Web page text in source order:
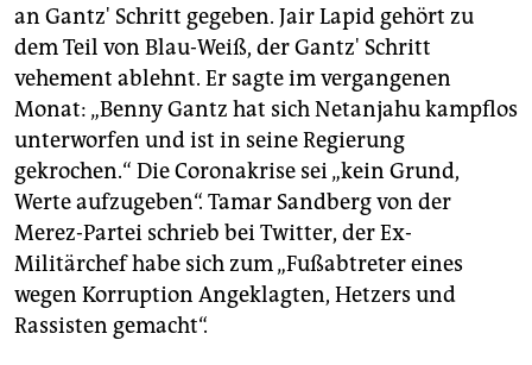
an Gantz' Schritt gegeben. Jair Lapid gehört zu
dem Teil von Blau-Weiß, der Gantz' Schritt
vehement ablehnt. Er sagte im vergangenen
Monat: „Benny Gantz hat sich Netanjahu kampflos
unterworfen und ist in seine Regierung
gekrochen.“ Die Coronakrise sei „kein Grund,
Werte aufzugeben“. Tamar Sandberg von der
Merez-Partei schrieb bei Twitter, der Ex-
Militärchef habe sich zum „Fußabtreter eines
wegen Korruption Angeklagten, Hetzers und
Rassisten gemacht“.